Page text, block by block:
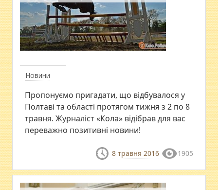
Новини
Пропонуємо пригадати, що відбувалося у
Полтаві та області протягом тижня з 2 по 8
травня. Журналіст «Кола» відібрав для вас
переважно позитивні новини!
8 травня 2016 1905